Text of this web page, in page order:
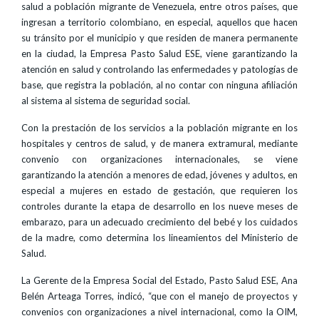
salud a población migrante de Venezuela, entre otros países, que
ingresan a territorio colombiano, en especial, aquellos que hacen
su tránsito por el municipio y que residen de manera permanente
en la ciudad, la Empresa Pasto Salud ESE, viene garantizando la
atención en salud y controlando las enfermedades y patologías de
base, que registra la población, al no contar con ninguna afiliación
al sistema al sistema de seguridad social.
Con la prestación de los servicios a la población migrante en los
hospitales y centros de salud, y de manera extramural, mediante
convenio con organizaciones internacionales, se viene
garantizando la atención a menores de edad, jóvenes y adultos, en
especial a mujeres en estado de gestación, que requieren los
controles durante la etapa de desarrollo en los nueve meses de
embarazo, para un adecuado crecimiento del bebé y los cuidados
de la madre, como determina los lineamientos del Ministerio de
Salud.
La Gerente de la Empresa Social del Estado, Pasto Salud ESE, Ana
Belén Arteaga Torres, indicó, “que con el manejo de proyectos y
convenios con organizaciones a nivel internacional, como la OIM,